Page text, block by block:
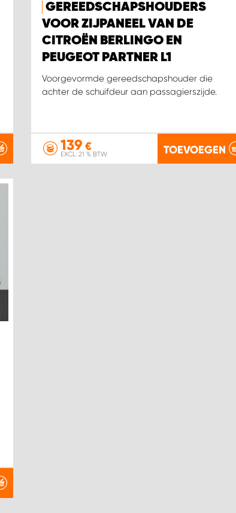
GEREEDSCHAPSHOUDERS
VOOR ZIJPANEEL VAN DE
CITROËN BERLINGO EN
PEUGEOT PARTNER L1
Voorgevormde gereedschapshouder die
achter de schuifdeur aan passagierszijde.
139€
EXCL. 21 % BTW TOEVOEGEN